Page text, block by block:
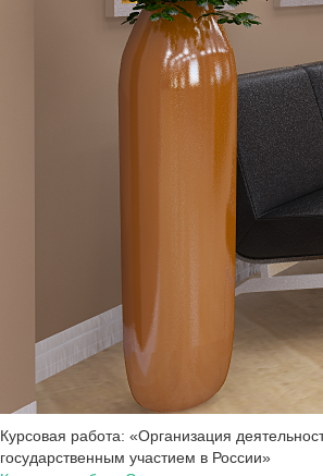
Курсовая работа: «Организация
государственным участием в России»